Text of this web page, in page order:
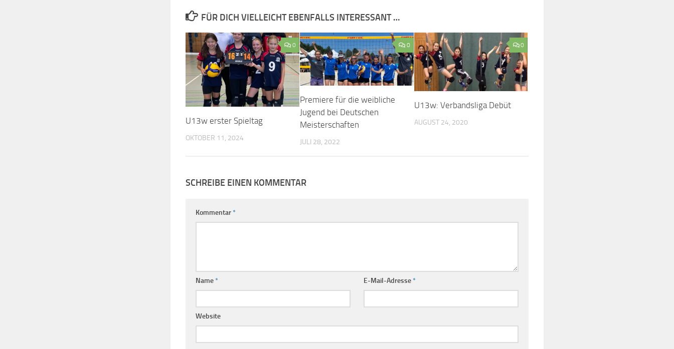
FÜR DICH VIELLEICHT EBENFALLS INTERESSANT …
0
U13w erster Spieltag
OKTOBER 11, 2024
0
Premiere für die weibliche
Jugend bei Deutschen
Meisterschaften
JULI 28, 2022
0
U13w: Verbandsliga Debüt
AUGUST 24, 2020
SCHREIBE EINEN KOMMENTAR
Kommentar*
Name* E-Mail-Adresse*
Website